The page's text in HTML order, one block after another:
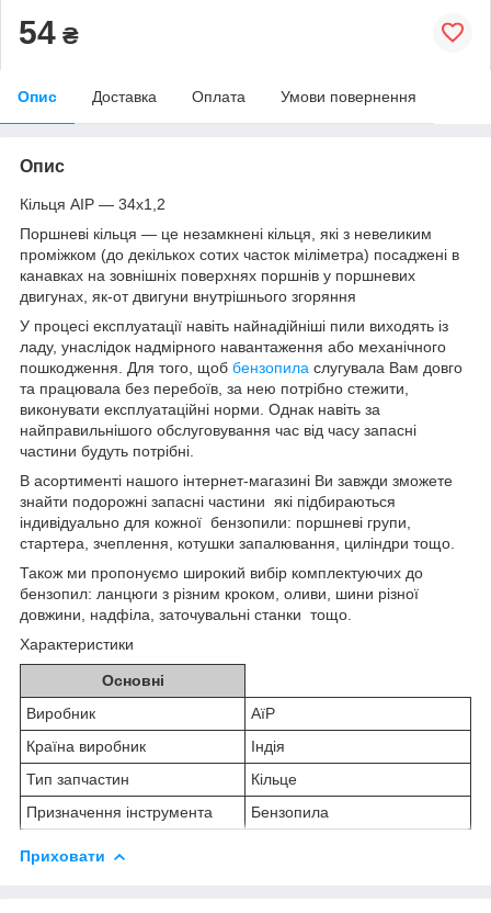
54 ₴
Опис Доставка Оплата Умови повернення
Опис
Кільця AIP ― 34х1,2
Поршневі кільця — це незамкнені кільця, які з невеликим
проміжком (до декількох сотих часток міліметра) посаджені в
канавках на зовнішніх поверхнях поршнів у поршневих
двигунах, як-от двигуни внутрішнього згоряння
У процесі експлуатації навіть найнадійніші пили виходять із
ладу, унаслідок надмірного навантаження або механічного
пошкодження. Для того, щоб бензопила слугувала Вам довго
та працювала без перебоїв, за нею потрібно стежити,
виконувати експлуатаційні норми. Однак навіть за
найправильнішого обслуговування час від часу запасні
частини будуть потрібні.
В асортименті нашого інтернет-магазині Ви завжди зможете
знайти подорожні запасні частини які підбираються
індивідуально для кожної бензопили: поршневі групи,
стартера, зчеплення, котушки запалювання, циліндри тощо.
Також ми пропонуємо широкий вибір комплектуючих до
бензопил: ланцюги з різним кроком, оливи, шини різної
довжини, надфіла, заточувальні станки тощо.
Характеристики
Основні
Виробник
АїР
Країна виробник
Індія
Тип запчастин
Кільце
Призначення інструмента
Бензопила
Приховати